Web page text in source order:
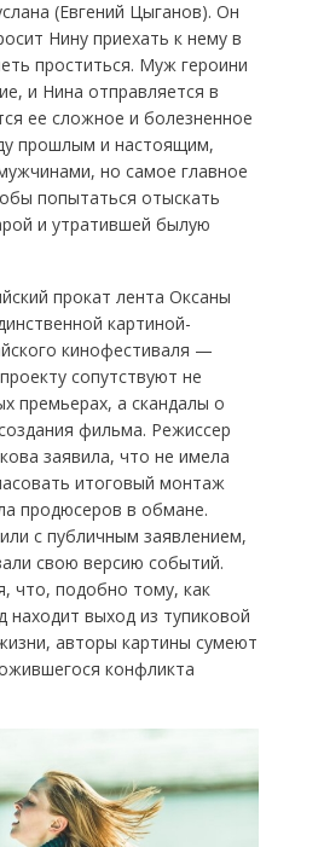
(Евгений Цыганов). Он
Нину приехать к нему в
проститься. Муж героини
и Нина отправляется в
ее сложное и болезненное
прошлым и настоящим,
но самое главное
попытаться отыскать
и утратившей былую
прокат лента Оксаны
картиной-
кинофестиваля —
сопутствуют не
премьерах, а скандалы о
фильма. Режиссер
заявила, что не имела
итоговый монтаж
продюсеров в обмане.
с публичным заявлением,
свою версию событий.
что, подобно тому, как
находит выход из тупиковой
авторы картины сумеют
конфликта